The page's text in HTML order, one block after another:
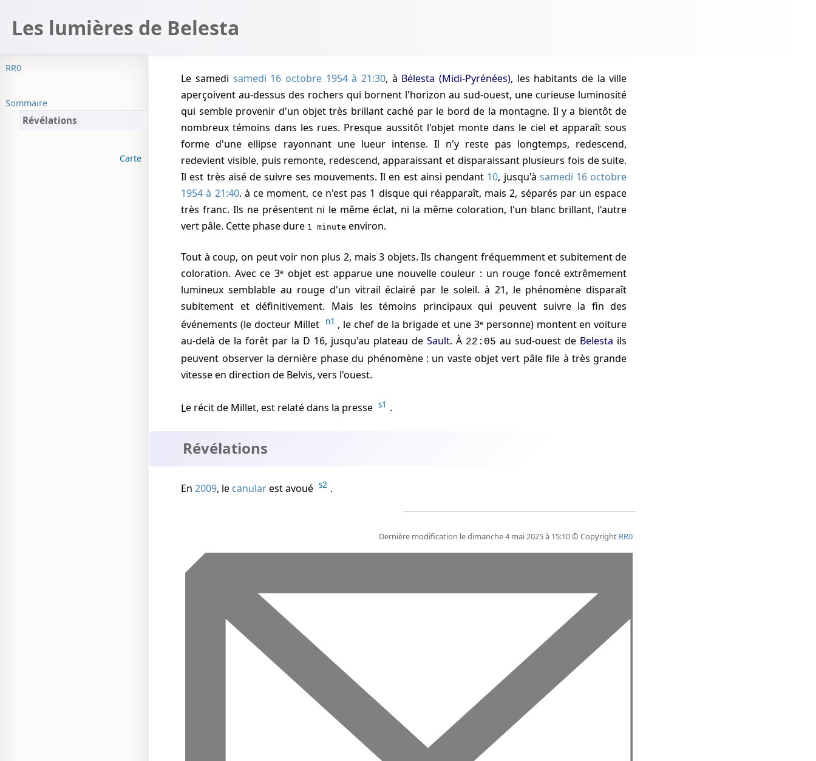
Les lumières de Belesta
RR0
Sommaire
Révélations
Carte
Le samedi samedi 16 octobre 1954 à 21:30, à Bélesta (Midi-Pyrénées), les habitants de la ville
aperçoivent au-dessus des rochers qui bornent l'horizon au sud-ouest, une curieuse luminosité
qui semble provenir d'un objet très brillant caché par le bord de la montagne. Il y a bientôt de
nombreux témoins dans les rues. Presque aussitôt l'objet monte dans le ciel et apparaît sous
forme d'une ellipse rayonnant une lueur intense. Il n'y reste pas longtemps, redescend,
redevient visible, puis remonte, redescend, apparaissant et disparaissant plusieurs fois de suite.
Il est très aisé de suivre ses mouvements. Il en est ainsi pendant 10, jusqu'à samedi 16 octobre
1954 à 21:40. à ce moment, ce n'est pas 1 disque qui réapparaît, mais 2, séparés par un espace
très franc. Ils ne présentent ni le même éclat, ni la même coloration, l'un blanc brillant, l'autre
vert pâle. Cette phase dure 1 minute environ.
Tout à coup, on peut voir non plus 2, mais 3 objets. Ils changent fréquemment et subitement de
coloration. Avec ce 3ᵉ objet est apparue une nouvelle couleur : un rouge foncé extrêmement
lumineux semblable au rouge d'un vitrail éclairé par le soleil. à 21, le phénomène disparaît
subitement et définitivement. Mais les témoins principaux qui peuvent suivre la fin des
événements (le docteur Millet
n1 , le chef de la brigade et une 3ᵉ personne) montent en voiture
au-delà de la forêt par la D 16, jusqu'au plateau deSault. À 22:05 au sud-ouest de Belesta ils
peuvent observer la dernière phase du phénomène : un vaste objet vert pâle file à très grande
vitesse en direction de Belvis, vers l'ouest.
Le récit de Millet, est relaté dans la presse s1 .
Révélations
En2009, le canularest avoué s2 .
Dernière modification le dimanche 4 mai 2025 à 15:10 © Copyright RR0